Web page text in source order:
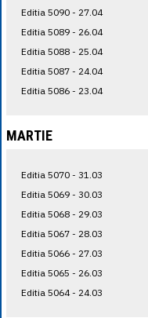
Editia 5090 - 27.04
Editia 5089 - 26.04
Editia 5088 - 25.04
Editia 5087 - 24.04
Editia 5086 - 23.04
MARTIE
Editia 5070 - 31.03
Editia 5069 - 30.03
Editia 5068 - 29.03
Editia 5067 - 28.03
Editia 5066 - 27.03
Editia 5065 - 26.03
Editia 5064 - 24.03